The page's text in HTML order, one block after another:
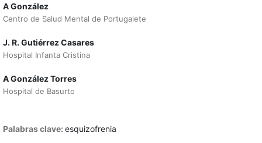
A González
Centro de Salud Mental de Portugalete
J. R. Gutiérrez Casares
Hospital Infanta Cristina
A González Torres
Hospital de Basurto
Palabras clave: esquizofrenia